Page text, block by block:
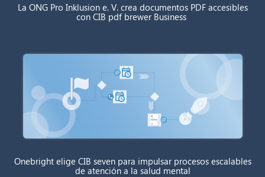
La ONG Pro Inklusion e. V. crea documentos PDF accesibles
con CIB pdf brewer Business
Onebright elige CIB seven para impulsar procesos escalables
de atención a la salud mental